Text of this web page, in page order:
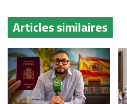
Articles similaires